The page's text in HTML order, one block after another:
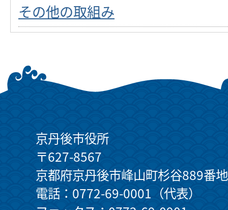
その他の取組み
京丹後市役所
〒627-8567
京都府京丹後市峰山町杉谷889番地
電話：0772-69-0001（代表）